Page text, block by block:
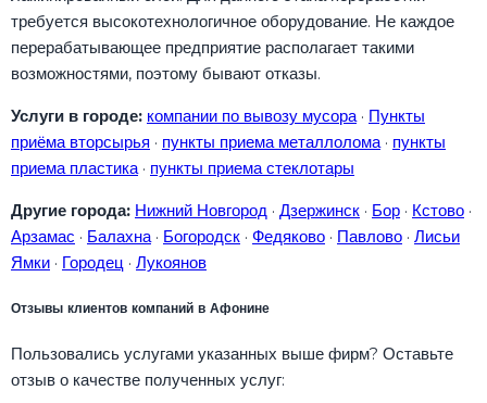
требуется высокотехнологичное оборудование. Не каждое
перерабатывающее предприятие располагает такими
возможностями, поэтому бывают отказы.
Услуги в городе: компании по вывозу мусора · Пункты
приёма вторсырья · пункты приема металлолома · пункты
приема пластика · пункты приема стеклотары
Другие города: Нижний Новгород · Дзержинск · Бор · Кстово ·
Арзамас · Балахна · Богородск · Федяково · Павлово · Лисьи
Ямки · Городец · Лукоянов
Отзывы клиентов компаний в Афонине
Пользовались услугами указанных выше фирм? Оставьте
отзыв о качестве полученных услуг: